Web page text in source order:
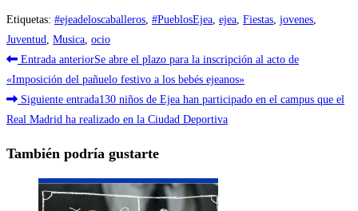
Etiquetas: #ejeadeloscaballeros #PueblosEjea ejea Fiestas jovenes
Juventud Musica ocio
Leer
más
artículos
Entrada anteriorSe abre el plazo para la inscripción al acto de
«Imposición del pañuelo festivo a los bebés ejeanos»
Siguiente entrada130 niños de Ejea han participado en el campus que el
Real Madrid ha realizado en la Ciudad Deportiva
También podría gustarte